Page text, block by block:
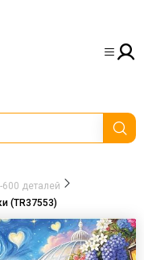
деталей
(TR37553)